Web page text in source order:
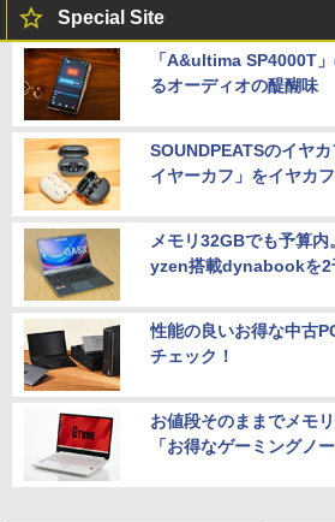
Special Site
「A&ultima SP4000T
るオーディオの醍醐味
SOUNDPEATSのイヤ
イヤーカフ」をイヤカ
メモリ32GBでも予算
yzen搭載dynabookを2
性能の良いお得な中古
チェック！
お値段そのままでメモ
「お得なゲーミングノー